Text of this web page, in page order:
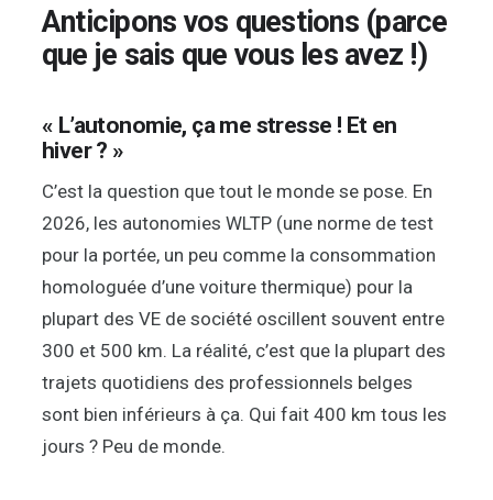
Anticipons vos questions (parce
que je sais que vous les avez !)
« L’autonomie, ça me stresse ! Et en
hiver ? »
C’est la question que tout le monde se pose. En
2026, les autonomies WLTP (une norme de test
pour la portée, un peu comme la consommation
homologuée d’une voiture thermique) pour la
plupart des VE de société oscillent souvent entre
300 et 500 km. La réalité, c’est que la plupart des
trajets quotidiens des professionnels belges
sont bien inférieurs à ça. Qui fait 400 km tous les
jours ? Peu de monde.